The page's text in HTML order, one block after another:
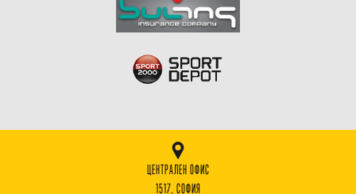
ЦЕНТРАЛЕН ОФИС
1517, СОФИЯ